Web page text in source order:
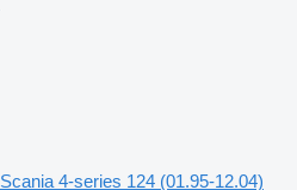
Scania 4-series 124 (01.95-12.04)